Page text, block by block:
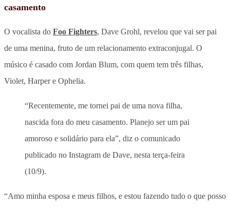
casamento
O vocalista do Foo Fighters, Dave Grohl, revelou que vai ser pai
de uma menina, fruto de um relacionamento extraconjugal. O
músico é casado com Jordan Blum, com quem tem três filhas,
Violet, Harper e Ophelia.
“Recentemente, me tornei pai de uma nova filha,
nascida fora do meu casamento. Planejo ser um pai
amoroso e solidário para ela”, diz o comunicado
publicado no Instagram de Dave, nesta terça-feira
(10/9).
“Amo minha esposa e meus filhos, e estou fazendo tudo o que posso